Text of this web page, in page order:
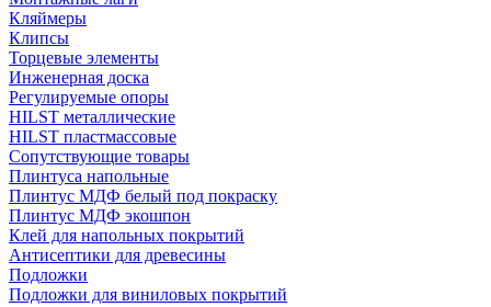
Кляймеры
Клипсы
Торцевые элементы
Инженерная доска
Регулируемые опоры
HILST металлические
HILST пластмассовые
Сопутствующие товары
Плинтуса напольные
Плинтус МДФ белый под покраску
Плинтус МДФ экошпон
Клей для напольных покрытий
Антисептики для древесины
Подложки
Подложки для виниловых покрытий